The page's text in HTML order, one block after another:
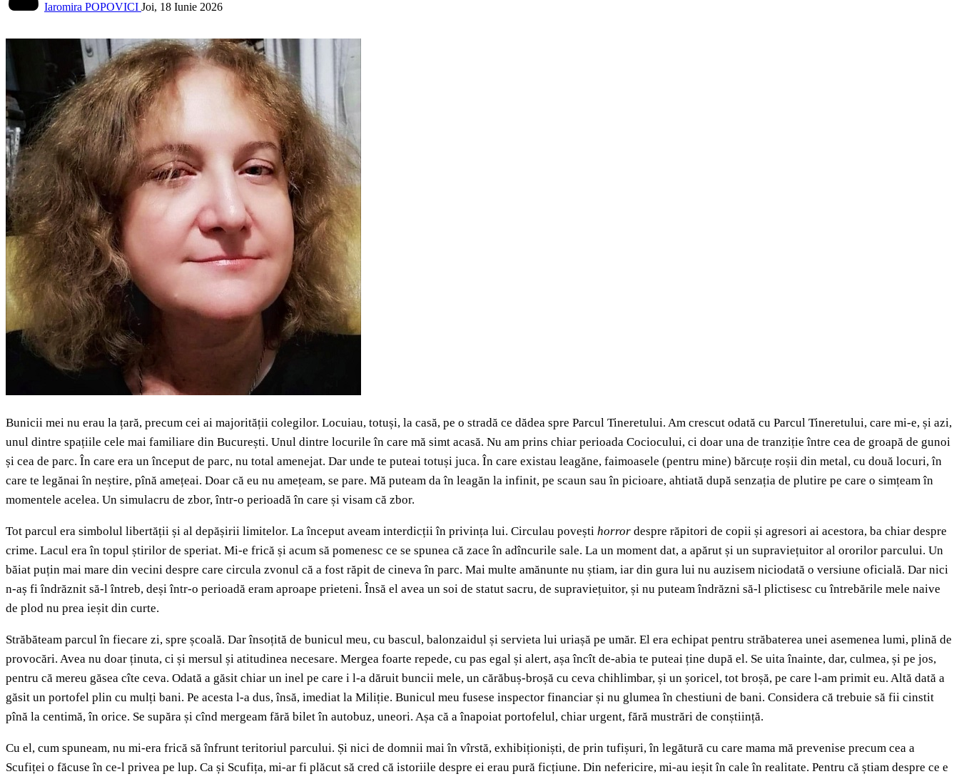
Iaromira POPOVICI Joi, 18 Iunie 2026
Bunicii mei nu erau la țară, precum cei ai majorității colegilor. Locuiau, totuși, la casă, pe o stradă ce dădea spre Parcul Tineretului. Am crescut odată cu Parcul Tineretului, care mi-e, și azi,
unul dintre spațiile cele mai familiare din București. Unul dintre locurile în care mă simt acasă. Nu am prins chiar perioada Cociocului, ci doar una de tranziție între cea de groapă de gunoi
și cea de parc. În care era un început de parc, nu total amenejat. Dar unde te puteai totuși juca. În care existau leagăne, faimoasele (pentru mine) bărcuțe roșii din metal, cu două locuri, în
care te legănai în neștire, pînă amețeai. Doar că eu nu amețeam, se pare. Mă puteam da în leagăn la infinit, pe scaun sau în picioare, ahtiată după senzația de plutire pe care o simțeam în
momentele acelea. Un simulacru de zbor, într-o perioadă în care și visam că zbor.
Tot parcul era simbolul libertății și al depășirii limitelor. La început aveam interdicții în privința lui. Circulau povești horror despre răpitori de copii și agresori ai acestora, ba chiar despre
crime. Lacul era în topul știrilor de speriat. Mi-e frică și acum să pomenesc ce se spunea că zace în adîncurile sale. La un moment dat, a apărut și un supraviețuitor al ororilor parcului. Un
băiat puțin mai mare din vecini despre care circula zvonul că a fost răpit de cineva în parc. Mai multe amănunte nu știam, iar din gura lui nu auzisem niciodată o versiune oficială. Dar nici
n-aș fi îndrăznit să-l întreb, deși într-o perioadă eram aproape prieteni. Însă el avea un soi de statut sacru, de supraviețuitor, și nu puteam îndrăzni să-l plictisesc cu întrebările mele naive
de plod nu prea ieșit din curte.
Străbăteam parcul în fiecare zi, spre școală. Dar însoțită de bunicul meu, cu bascul, balonzaidul și servieta lui uriașă pe umăr. El era echipat pentru străbaterea unei asemenea lumi, plină de
provocări. Avea nu doar ținuta, ci și mersul și atitudinea necesare. Mergea foarte repede, cu pas egal și alert, așa încît de-abia te puteai ține după el. Se uita înainte, dar, culmea, și pe jos,
pentru că mereu găsea cîte ceva. Odată a găsit chiar un inel pe care i l-a dăruit buncii mele, un cărăbuș-broșă cu ceva chihlimbar, și un șoricel, tot broșă, pe care l-am primit eu. Altă dată a
găsit un portofel plin cu mulți bani. Pe acesta l-a dus, însă, imediat la Miliție. Bunicul meu fusese inspector financiar și nu glumea în chestiuni de bani. Considera că trebuie să fii cinstit
pînă la centimă, în orice. Se supăra și cînd mergeam fără bilet în autobuz, uneori. Așa că a înapoiat portofelul, chiar urgent, fără mustrări de conștiință.
Cu el, cum spuneam, nu mi-era frică să înfrunt teritoriul parcului. Și nici de domnii mai în vîrstă, exhibiționiști, de prin tufișuri, în legătură cu care mama mă prevenise precum cea a
Scufiței o făcuse în ce-l privea pe lup. Ca și Scufița, mi-ar fi plăcut să cred că istoriile despre ei erau pură ficțiune. Din nefericire, mi-au ieșit în cale în realitate. Pentru că știam despre ce e